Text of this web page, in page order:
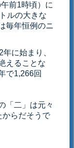
前1時頃）に
ルの大きな
毎年恒例のニ
に始まり、
えることな
で1,266回
「二」は元々
からだそうで